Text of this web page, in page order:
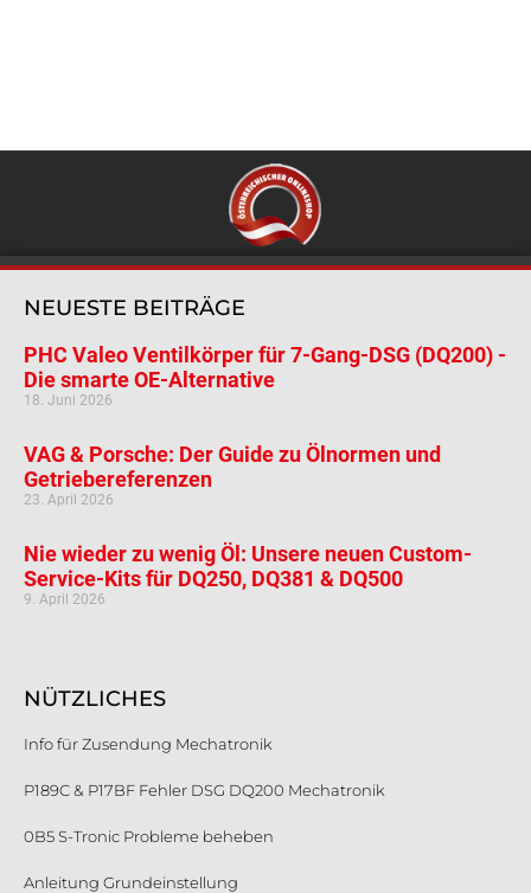
NEUESTE BEITRÄGE
PHC Valeo Ventilkörper für 7-Gang-DSG (DQ200) -
Die smarte OE-Alternative
18. Juni 2026
VAG & Porsche: Der Guide zu Ölnormen und
Getriebereferenzen
23. April 2026
Nie wieder zu wenig Öl: Unsere neuen Custom-
Service-Kits für DQ250, DQ381 & DQ500
9. April 2026
NÜTZLICHES
Info für Zusendung Mechatronik
P189C & P17BF Fehler DSG DQ200 Mechatronik
0B5 S-Tronic Probleme beheben
Anleitung Grundeinstellung